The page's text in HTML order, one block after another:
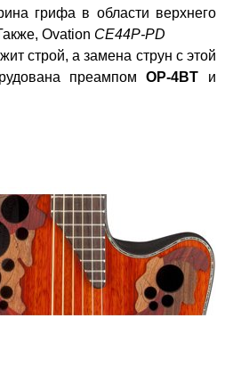
грифа в области верхнего
Ovation CE44P-PD
строй, а замена струн с этой
преампомOP-4BT и